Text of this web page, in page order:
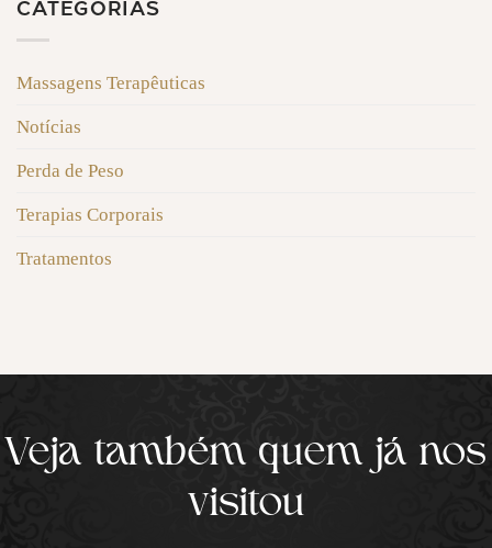
CATEGORIAS
Massagens Terapêuticas
Notícias
Perda de Peso
Terapias Corporais
Tratamentos
Veja também quem já nos
visitou